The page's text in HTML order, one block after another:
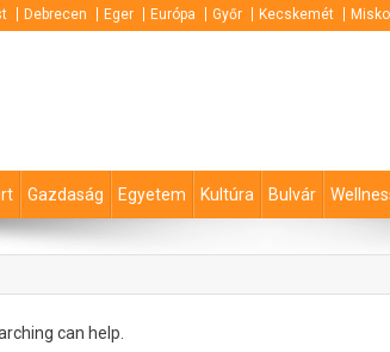
Debrecen Eger Európa Győr Kecskemét
Gazdaság Egyetem Kultúra Bulvár
can help.